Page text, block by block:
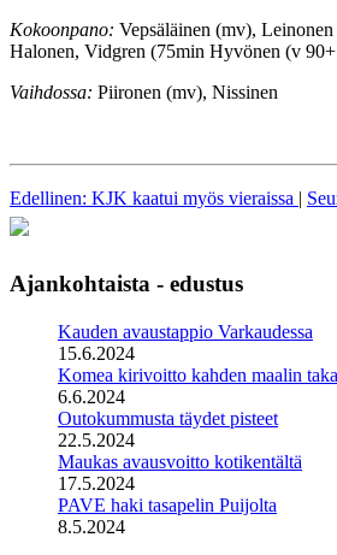
Kokoonpano: Vepsäläinen (mv),
Halonen, Vidgren (75min Hyvönen (v
Vaihdossa: Piironen (mv), Nissinen
Edellinen: KJK kaatui myös vieraissa |
Ajankohtaista - edustus
Kauden avaustappio Varkaudessa
15.6.2024
Komea kirivoitto kahden maalin
6.6.2024
Outokummusta täydet pisteet
22.5.2024
Maukas avausvoitto kotikentältä
17.5.2024
PAVE haki tasapelin Puijolta
8.5.2024